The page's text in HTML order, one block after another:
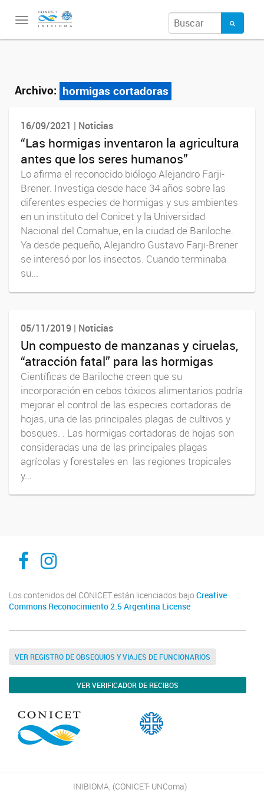
Toggle
Archivo: hormigas cortadoras
16/09/2021 | Noticias
“Las hormigas inventaron la agricultura
antes que los seres humanos”
Lo afirma el reconocido biólogo Alejandro Farji-
Brener. Investiga desde hace 34 años sobre las
diferentes especies de hormigas y sus ambientes
en un instituto del Conicet y la Universidad
Nacional del Comahue, en la ciudad de Bariloche.
Ya desde pequeño, Alejandro Gustavo Farji-Brener
se interesó por los insectos. Cuando terminaba
su...
05/11/2019 | Noticias
Un compuesto de manzanas y ciruelas,
“atracción fatal” para las hormigas
Científicas de Bariloche creen que su
incorporación en cebos tóxicos alimentarios podría
mejorar el control de las especies cortadoras de
hojas, una de las principales plagas de cultivos y
bosques. . Las hormigas cortadoras de hojas son
consideradas una de las principales plagas
agrícolas y forestales en las regiones tropicales
y...
Inibioma-Conicet/Unco
inibiomaabierto
Los contenidos del CONICET están licenciados bajo Creative
Commons Reconocimiento 2.5 Argentina License
VER REGISTRO DE OBSEQUIOS Y VIAJES DE FUNCIONARIOS
VER VERIFICADOR DE RECIBOS
INIBIOMA, (CONICET- UNComa)